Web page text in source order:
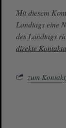
Mit diesem
Landtags eine
des Landtags
direkte
zum